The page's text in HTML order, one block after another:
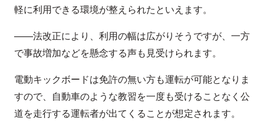
軽に利用できる環境が整えられたといえます。
——法改正により、利用の幅は広がりそうですが、一方
で事故増加などを懸念する声も見受けられます。
電動キックボードは免許の無い方も運転が可能となりま
すので、自動車のような教習を一度も受けることなく公
道を走行する運転者が出てくることが想定されます。